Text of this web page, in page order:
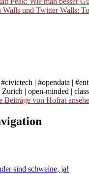
Walls und Twitter Walls:
| #opendata |
| open-minded |
Beiträge von Hofrat
sind schweine, ja!